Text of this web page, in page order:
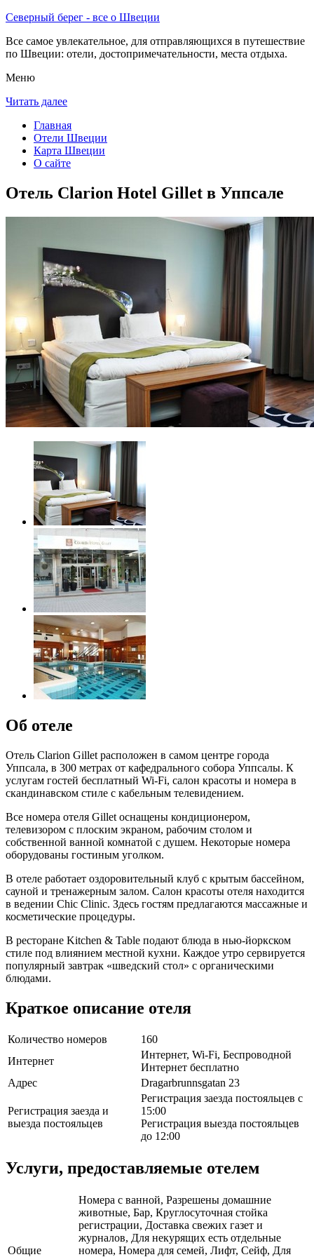
Северный берег - все о Швеции
Все самое увлекательное, для отправляющихся в путешествие
по Швеции: отели, достопримечательности, места отдыха.
Меню
Читать далее
Главная
Отели Швеции
Карта Швеции
О сайте
Отель Clarion Hotel Gillet в Уппсале
Об отеле
Отель Clarion Gillet расположен в самом центре города
Уппсала, в 300 метрах от кафедрального собора Уппсалы. К
услугам гостей бесплатный Wi-Fi, салон красоты и номера в
скандинавском стиле с кабельным телевидением.
Все номера отеля Gillet оснащены кондиционером,
телевизором с плоским экраном, рабочим столом и
собственной ванной комнатой с душем. Некоторые номера
оборудованы гостиным уголком.
В отеле работает оздоровительный клуб с крытым бассейном,
сауной и тренажерным залом. Салон красоты отеля находится
в ведении Chic Clinic. Здесь гостям предлагаются массажные и
косметические процедуры.
В ресторане Kitchen & Table подают блюда в нью-йоркском
стиле под влиянием местной кухни. Каждое утро сервируется
популярный завтрак «шведский стол» с органическими
блюдами.
Краткое описание отеля
Количество номеров
160
Интернет
Интернет, Wi-Fi, Беспроводной
Интернет бесплатно
Адрес
Dragarbrunnsgatan 23
Регистрация заезда и
выезда постояльцев
Регистрация заезда постояльцев с
15:00
Регистрация выезда постояльцев
до 12:00
Услуги, предоставляемые отелем
Общие
Номера с ванной, Разрешены домашние
животные, Бар, Круглосуточная стойка
регистрации, Доставка свежих газет и
журналов, Для некурящих есть отдельные
номера, Номера для семей, Лифт, Сейф, Для